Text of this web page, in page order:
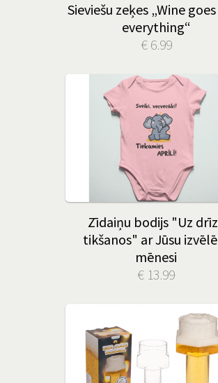
Sieviešu zeķes „Wine
everything“
€ 6.99
Zīdaiņu bodijs "Uz
tikšanos" ar Jūsu
mēnesi
€ 13.99